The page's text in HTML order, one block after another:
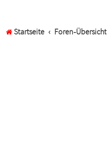
Startseite Foren-Übersicht